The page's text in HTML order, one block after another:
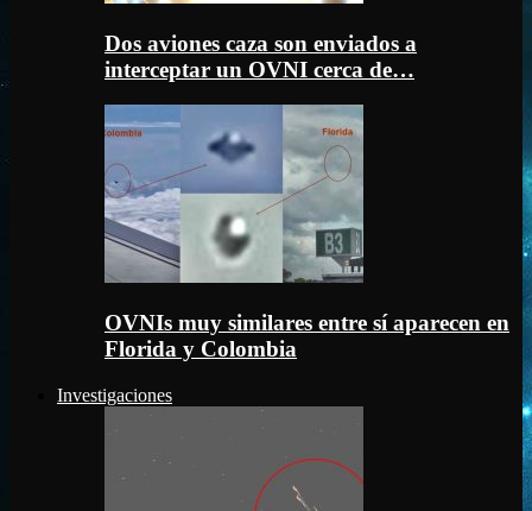
Dos aviones caza son enviados a
interceptar un OVNI cerca de…
OVNIs muy similares entre sí aparecen en
Florida y Colombia
Investigaciones